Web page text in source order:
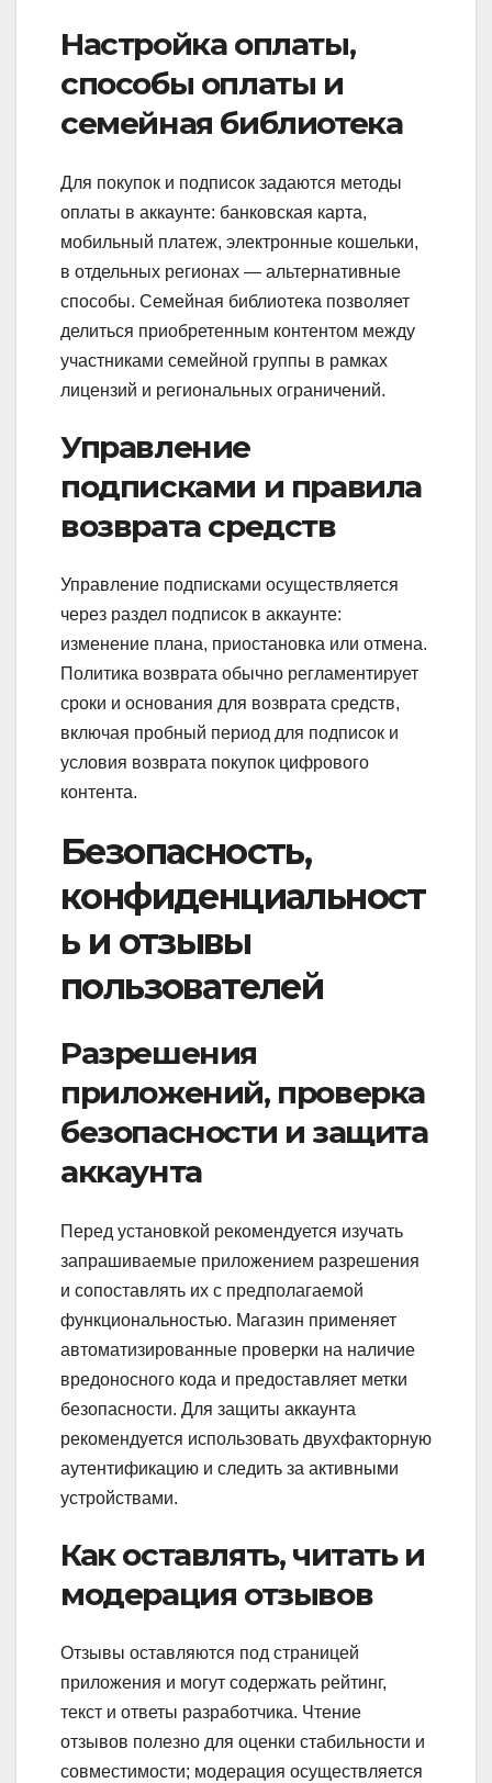
Настройка оплаты,
способы оплаты и
семейная библиотека
Для покупок и подписок задаются методы
оплаты в аккаунте: банковская карта,
мобильный платеж, электронные кошельки,
в отдельных регионах — альтернативные
способы. Семейная библиотека позволяет
делиться приобретенным контентом между
участниками семейной группы в рамках
лицензий и региональных ограничений.
Управление
подписками и правила
возврата средств
Управление подписками осуществляется
через раздел подписок в аккаунте:
изменение плана, приостановка или отмена.
Политика возврата обычно регламентирует
сроки и основания для возврата средств,
включая пробный период для подписок и
условия возврата покупок цифрового
контента.
Безопасность,
конфиденциальност
ь и отзывы
пользователей
Разрешения
приложений, проверка
безопасности и защита
аккаунта
Перед установкой рекомендуется изучать
запрашиваемые приложением разрешения
и сопоставлять их с предполагаемой
функциональностью. Магазин применяет
автоматизированные проверки на наличие
вредоносного кода и предоставляет метки
безопасности. Для защиты аккаунта
рекомендуется использовать двухфакторную
аутентификацию и следить за активными
устройствами.
Как оставлять, читать и
модерация отзывов
Отзывы оставляются под страницей
приложения и могут содержать рейтинг,
текст и ответы разработчика. Чтение
отзывов полезно для оценки стабильности и
совместимости; модерация осуществляется